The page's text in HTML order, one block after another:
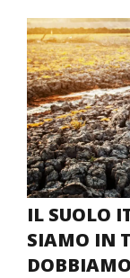
IL SUOLO
SIAMO IN